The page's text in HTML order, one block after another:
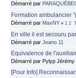
Démarré par
Formation ambulancier
Démarré par MaxNY « 1 2
En ville il est secouru
Démarré par Jeano 11
Equivalence de
Démarré par Pylyp Jérémy
[Pour Info]